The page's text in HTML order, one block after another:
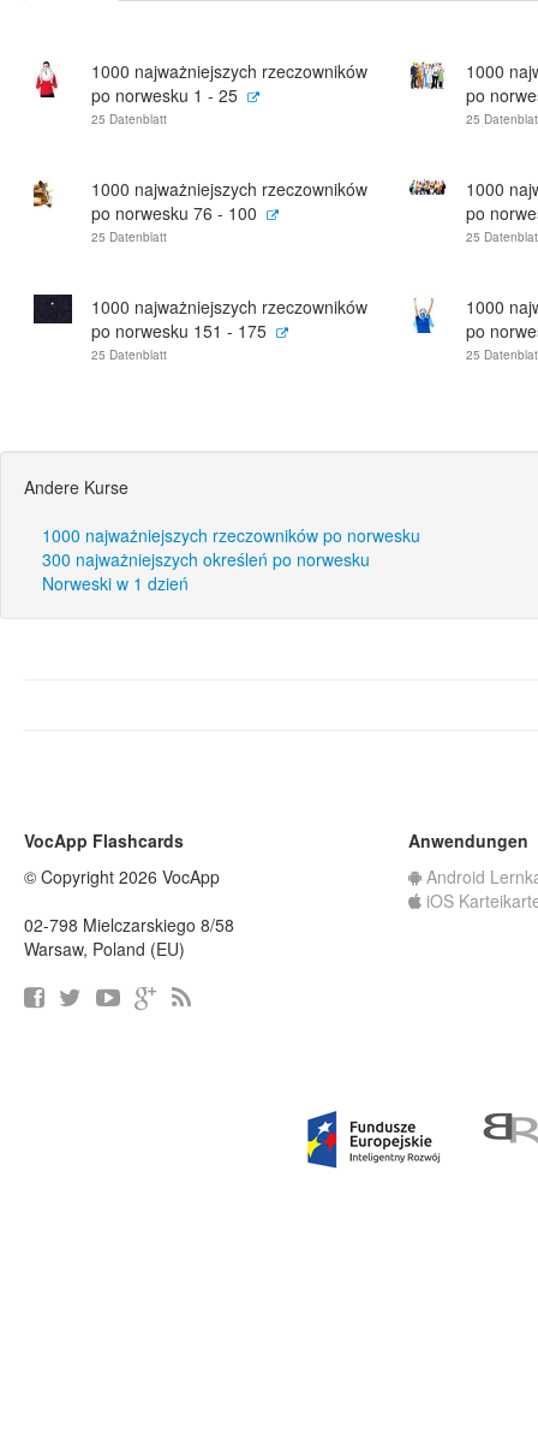
1000 najważniejszych rzeczowników
po norwesku 1 - 25
25 Datenblatt
1000
po
25
1000 najważniejszych rzeczowników
po norwesku 76 - 100
25 Datenblatt
1000
po
25
1000 najważniejszych rzeczowników
po norwesku 151 - 175
25 Datenblatt
1000
po
25
Andere Kurse
1000 najważniejszych rzeczowników po norwesku
300 najważniejszych określeń po norwesku
Norweski w 1 dzień
VocApp Flashcards
© Copyright 2026 VocApp
02-798 Mielczarskiego 8/58
Warsaw, Poland (EU)
Anwendungen
Android
iOS